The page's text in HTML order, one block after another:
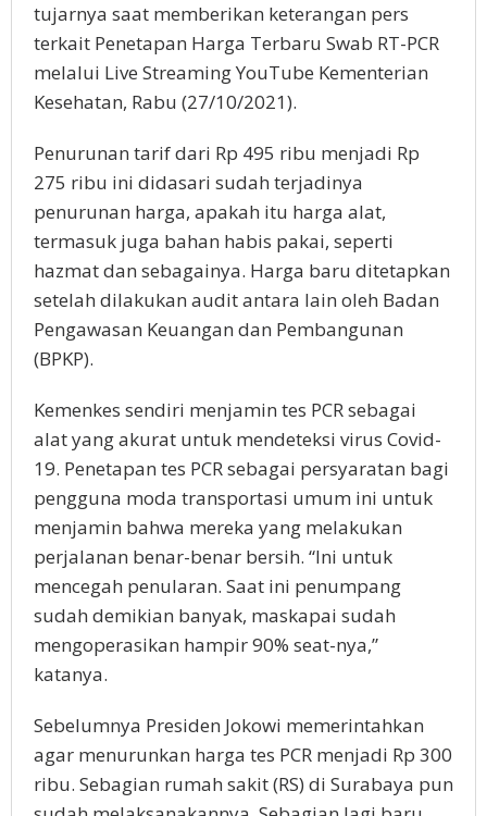
tujarnya saat memberikan keterangan pers
terkait Penetapan Harga Terbaru Swab RT-PCR
melalui Live Streaming YouTube Kementerian
Kesehatan, Rabu (27/10/2021).
Penurunan tarif dari Rp 495 ribu menjadi Rp
275 ribu ini didasari sudah terjadinya
penurunan harga, apakah itu harga alat,
termasuk juga bahan habis pakai, seperti
hazmat dan sebagainya. Harga baru ditetapkan
setelah dilakukan audit antara lain oleh Badan
Pengawasan Keuangan dan Pembangunan
(BPKP).
Kemenkes sendiri menjamin tes PCR sebagai
alat yang akurat untuk mendeteksi virus Covid-
19. Penetapan tes PCR sebagai persyaratan bagi
pengguna moda transportasi umum ini untuk
menjamin bahwa mereka yang melakukan
perjalanan benar-benar bersih. “Ini untuk
mencegah penularan. Saat ini penumpang
sudah demikian banyak, maskapai sudah
mengoperasikan hampir 90% seat-nya,”
katanya.
Sebelumnya Presiden Jokowi memerintahkan
agar menurunkan harga tes PCR menjadi Rp 300
ribu. Sebagian rumah sakit (RS) di Surabaya pun